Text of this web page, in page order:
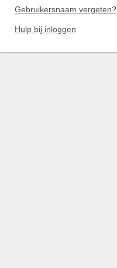
Gebruikersnaam vergeten?
Hulp bij inloggen